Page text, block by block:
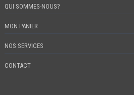
QUI SOMMES-NOUS?
MON PANIER
NOS SERVICES
CONTACT